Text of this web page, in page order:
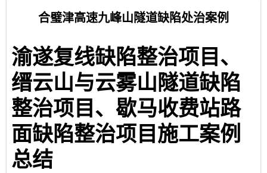
联系我们
合璧津高速九峰山隧道缺陷处治案例
渝遂复线缺陷整治项目、
缙云山与云雾山隧道缺陷
整治项目、歇马收费站路
面缺陷整治项目施工案例
总结